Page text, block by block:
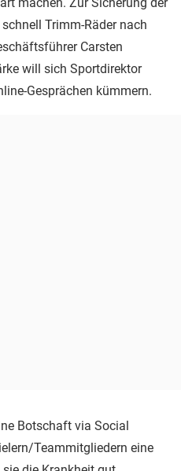
Trimm-Räder nach
Carsten
will sich Sportdirektor
Gesprächen kümmern.
Botschaft via Social
Teammitgliedern eine